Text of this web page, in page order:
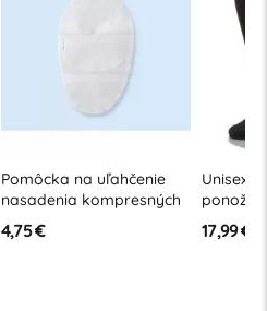
Pomôcka na uľahčenie
nasadenia kompresných
produktov 1 ks
4,75 €
Unisex
17,99 €